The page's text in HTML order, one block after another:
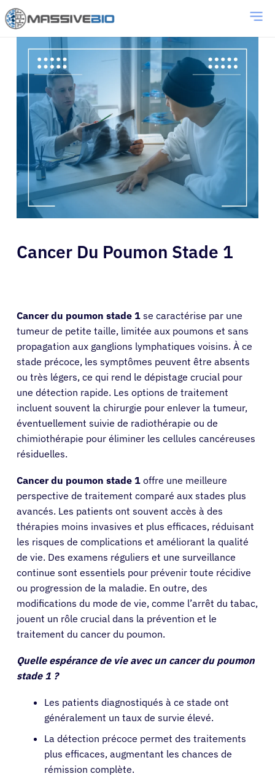
Cancer Du Poumon Stade 1
Cancer du poumon stade 1 se caractérise par une
tumeur de petite taille, limitée aux poumons et sans
propagation aux ganglions lymphatiques voisins. À ce
stade précoce, les symptômes peuvent être absents
ou très légers, ce qui rend le dépistage crucial pour
une détection rapide. Les options de traitement
incluent souvent la chirurgie pour enlever la tumeur,
éventuellement suivie de radiothérapie ou de
chimiothérapie pour éliminer les cellules cancéreuses
résiduelles.
Cancer du poumon stade 1 offre une meilleure
perspective de traitement comparé aux stades plus
avancés. Les patients ont souvent accès à des
thérapies moins invasives et plus efficaces, réduisant
les risques de complications et améliorant la qualité
de vie. Des examens réguliers et une surveillance
continue sont essentiels pour prévenir toute récidive
ou progression de la maladie. En outre, des
modifications du mode de vie, comme l’arrêt du tabac,
jouent un rôle crucial dans la prévention et le
traitement du cancer du poumon.
Quelle espérance de vie avec un cancer du poumon
stade 1 ?
Les patients diagnostiqués à ce stade ont
généralement un taux de survie élevé.
La détection précoce permet des traitements
plus efficaces, augmentant les chances de
rémission complète.